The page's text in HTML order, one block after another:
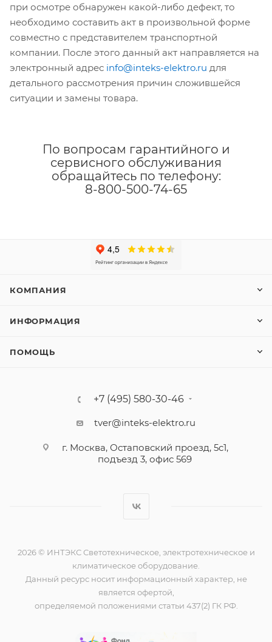
при осмотре обнаружен какой-либо дефект, то
необходимо составить акт в произвольной форме
совместно с представителем транспортной
компании. После этого данный акт направляется на
электронный адрес info@inteks-elektro.ru для
детального рассмотрения причин сложившейся
ситуации и замены товара.
По вопросам гарантийного и
сервисного обслуживания
обращайтесь по телефону:
8-800-500-74-65
КОМПАНИЯ
ИНФОРМАЦИЯ
ПОМОЩЬ
+7 (495) 580-30-46
tver@inteks-elektro.ru
г. Москва, Остаповский проезд, 5с1,
подъезд 3, офис 569
2026 © ИНТЭКС Светотехническое, электротехническое и
климатическое оборудование.
Данный ресурс носит информационный характер, не
является офертой,
определяемой положениями статьи 437(2) ГК РФ.